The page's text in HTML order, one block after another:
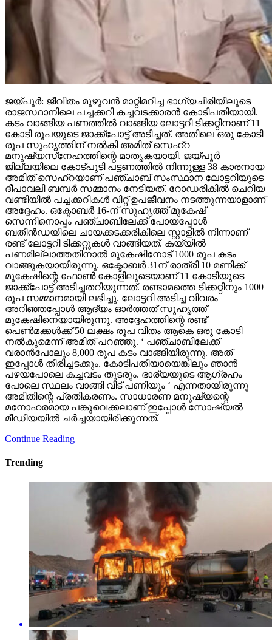
ജയ്പൂര്‍: ജീവിതം മുഴുവന്‍ മാറ്റിമറിച്ച ഭാഗ്യചിരിയിലൂടെ
രാജസ്ഥാനിലെ പച്ചക്കറി കച്ചവടക്കാരന്‍ കോടിപതിയായി.
കടം വാങ്ങിയ പണത്തില്‍ വാങ്ങിയ ലോട്ടറി ടിക്കറ്റിനാണ് 11
കോടി രൂപയുടെ ജാക്ക്‌പോട്ട് അടിച്ചത്. അതിലെ ഒരു കോടി
രൂപ സുഹൃത്തിന് നല്‍കി അമിത് സെഹ്‌റ
മനുഷ്യസ്‌നേഹത്തിന്റെ മാതൃകയായി. ജയ്പൂര്‍
ജില്ലയിലെ കോട്പുടി പട്ടണത്തില്‍ നിന്നുള്ള 38 കാരനായ
അമിത് സെഹ്‌റയാണ് പഞ്ചാബ് സംസ്ഥാന ലോട്ടറിയുടെ
ദീപാവലി ബമ്പര്‍ സമ്മാനം നേടിയത്. റോഡരികില്‍ ചെറിയ
വണ്ടിയില്‍ പച്ചക്കറികള്‍ വിറ്റ് ഉപജീവനം നടത്തുന്നയാളാണ്
അദ്ദേഹം. ഒക്ടോബര്‍ 16-ന് സുഹൃത്ത് മുകേഷ്
സെന്നിനൊപ്പം പഞ്ചാബിലേക്ക് പോയപ്പോള്‍
ബതിന്‍ഡയിലെ ചായക്കടക്കരികിലെ സ്റ്റാളില്‍ നിന്നാണ്
രണ്ട് ലോട്ടറി ടിക്കറ്റുകള്‍ വാങ്ങിയത്. കയ്യില്‍
പണമില്ലാത്തതിനാല്‍ മുകേഷിനോട് 1000 രൂപ കടം
വാങ്ങുകയായിരുന്നു. ഒക്ടോബര്‍ 31ന് രാത്രി 10 മണിക്ക്
മുകേഷിന്റെ ഫോണ്‍ കോളിലൂടെയാണ് 11 കോടിയുടെ
ജാക്ക്‌പോട്ട് അടിച്ചതറിയുന്നത്. രണ്ടാമത്തെ ടിക്കറ്റിനും 1000
രൂപ സമ്മാനമായി ലഭിച്ചു. ലോട്ടറി അടിച്ച വിവരം
അറിഞ്ഞപ്പോള്‍ ആദ്യം ഓര്‍ത്തത് സുഹൃത്ത്
മുകേഷിനെയായിരുന്നു. അദ്ദേഹത്തിന്റെ രണ്ട്
പെണ്‍മക്കള്‍ക്ക് 50 ലക്ഷം രൂപ വീതം ആകെ ഒരു കോടി
നല്‍കുമെന്ന് അമിത് പറഞ്ഞു. ‘ പഞ്ചാബിലേക്ക്
വരാന്‍പോലും 8,000 രൂപ കടം വാങ്ങിയിരുന്നു. അത്
ഇപ്പോള്‍ തിരിച്ചടക്കും. കോടിപതിയായെങ്കിലും ഞാന്‍
പഴയപോലെ കച്ചവടം തുടരും. ഭാര്യയുടെ ആഗ്രഹം
പോലെ സ്ഥലം വാങ്ങി വീട് പണിയും ‘ എന്നതായിരുന്നു
അമിതിന്റെ പ്രതികരണം. സാധാരണ മനുഷ്യന്റെ
മനോഹരമായ പങ്കുവെക്കലാണ് ഇപ്പോള്‍ സോഷ്യല്‍
മീഡിയയില്‍ ചര്‍ച്ചയായിരിക്കുന്നത്.
Continue Reading
Trending